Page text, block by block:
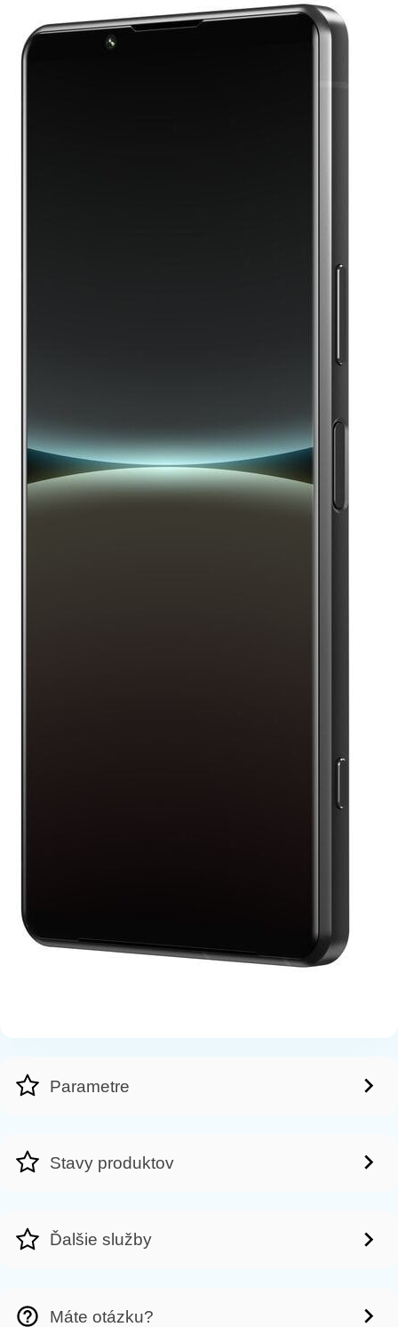
Parametre
Stavy produktov
Ďalšie služby
Máte otázku?